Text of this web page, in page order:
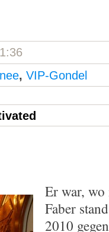
, VIP-Gondel
Er war,
Faber
2010